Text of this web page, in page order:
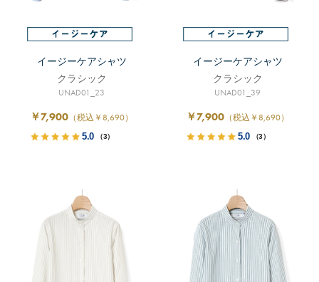
イージーケアシャツ
クラシック
UNAD01_23
￥7,900 （税込￥8,690）
5.0 （3）
イージーケアシャツ
クラシック
UNAD01_39
￥7,900 （税込￥8,690）
5.0 （3）